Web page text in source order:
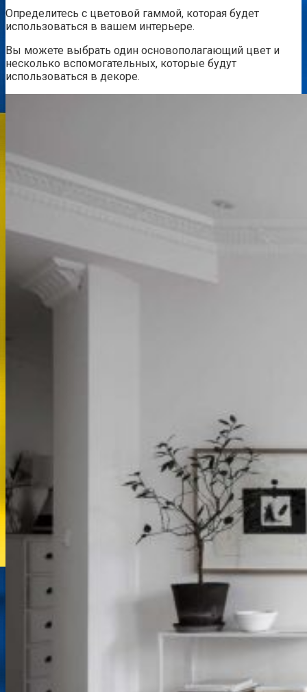
Определитесь с цветовой гаммой, которая будет
использоваться в вашем интерьере.
Вы можете выбрать один основополагающий цвет и
несколько вспомогательных, которые будут
использоваться в декоре.